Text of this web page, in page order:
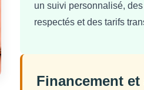
un suivi personnalisé,
respectés et des tarifs
Financement et